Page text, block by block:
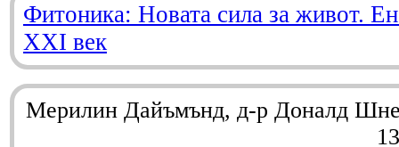
Фитоника: Новата сила за живот.
XXI век
Мерилин Дайъмънд, д-р Доналд